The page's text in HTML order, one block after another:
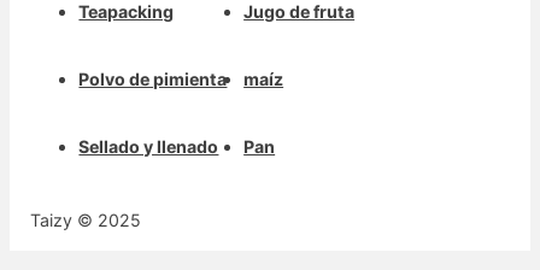
Teapacking
Polvo de pimienta
Sellado y llenado
Jugo de fruta
maíz
Pan
Taizy © 2025